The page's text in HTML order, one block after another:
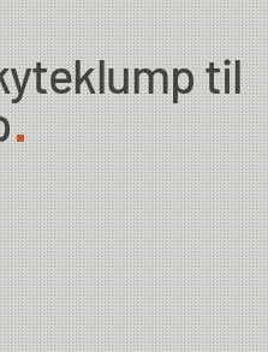
til